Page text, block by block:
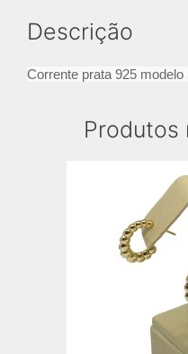
Descrição
Corrente prata 925
Produtos